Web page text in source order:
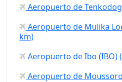
Aeropuerto de
Aeropuerto de Mulika
km)
Aeropuerto de Ibo (IBO)
Aeropuerto de